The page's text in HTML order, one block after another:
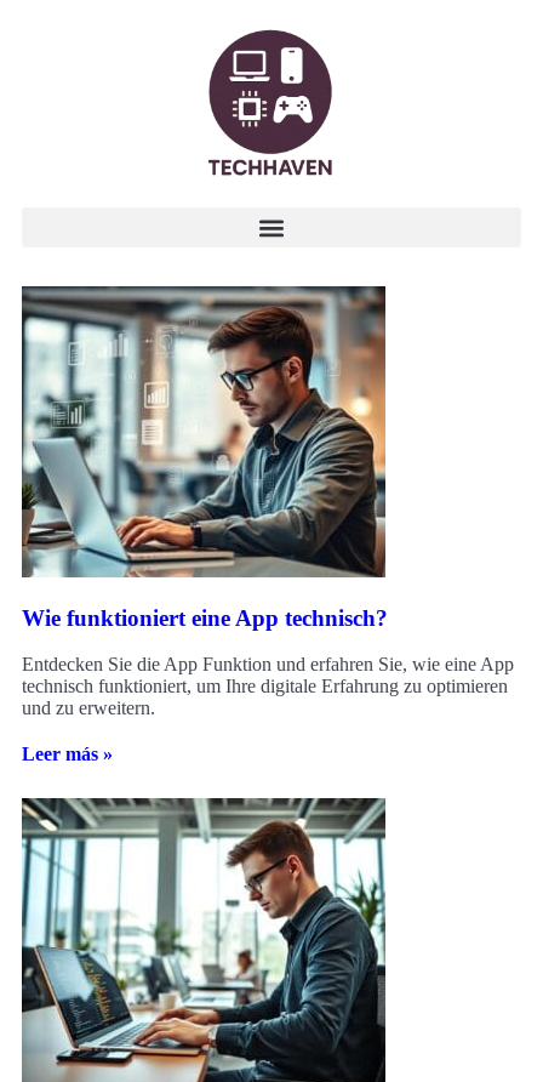
Wie funktioniert eine App technisch?
Entdecken Sie die App Funktion und erfahren Sie, wie eine App
technisch funktioniert, um Ihre digitale Erfahrung zu optimieren
und zu erweitern.
Leer más »